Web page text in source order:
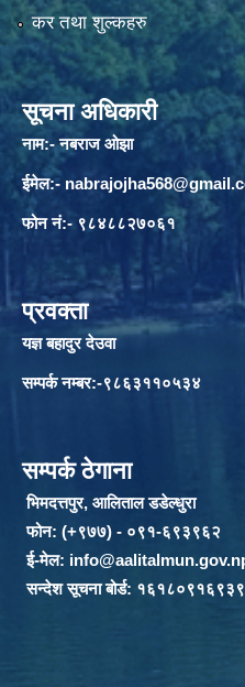
कर तथा शुल्कहरु
सूचना अधिकारी
नाम:- नबराज ओझा
ईमेल:-
फोन नं:- ९८४८८२७०६१
प्रवक्ता
यज्ञ बहादुर देउवा
सम्पर्क नम्बर:-९८६३११०५३४
सम्पर्क ठेगाना
भिमदत्तपुर, आलिताल डडेल्धुरा
फोन: (+९७७) - ०९१-६९३९६२
ई-मेल:
सन्देश सूचना बोर्ड: